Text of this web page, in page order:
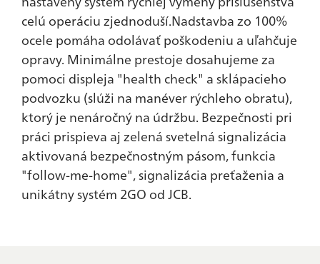
celú operáciu zjednoduší.Nadstavba zo 100%
ocele pomáha odolávať poškodeniu a uľahčuje
opravy. Minimálne prestoje dosahujeme za
pomoci displeja "health check" a sklápacieho
podvozku (slúži na manéver rýchleho obratu),
ktorý je nenáročný na údržbu. Bezpečnosti pri
práci prispieva aj zelená svetelná signalizácia
aktivovaná bezpečnostným pásom, funkcia
"follow-me-home", signalizácia preťaženia a
unikátny systém 2GO od JCB.